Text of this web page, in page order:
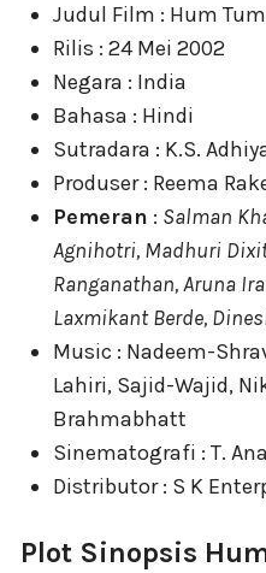
Judul Film : Hum
Rilis : 24 Mei 2002
Negara : India
Bahasa : Hindi
Sutradara : K.S.
Produser : Reema
Pemeran : Salman
Agnihotri, Madhuri
Ranganathan, Aruna
Laxmikant Berde,
Music : Nadeem-
Lahiri, Sajid-Wajid,
Brahmabhatt
Sinematografi : T.
Distributor : S K
Plot Sinopsis